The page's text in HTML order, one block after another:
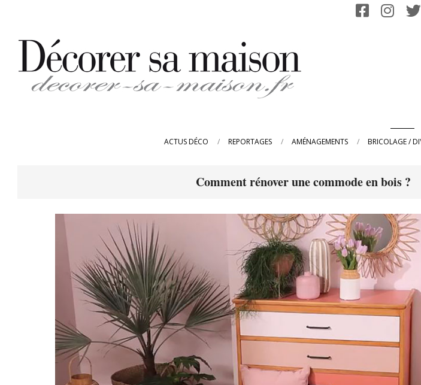
content
ACTUS DÉCO REPORTAGES AMÉNAGEMENTS BRICOLAGE /
Comment rénover une commode en bois ?